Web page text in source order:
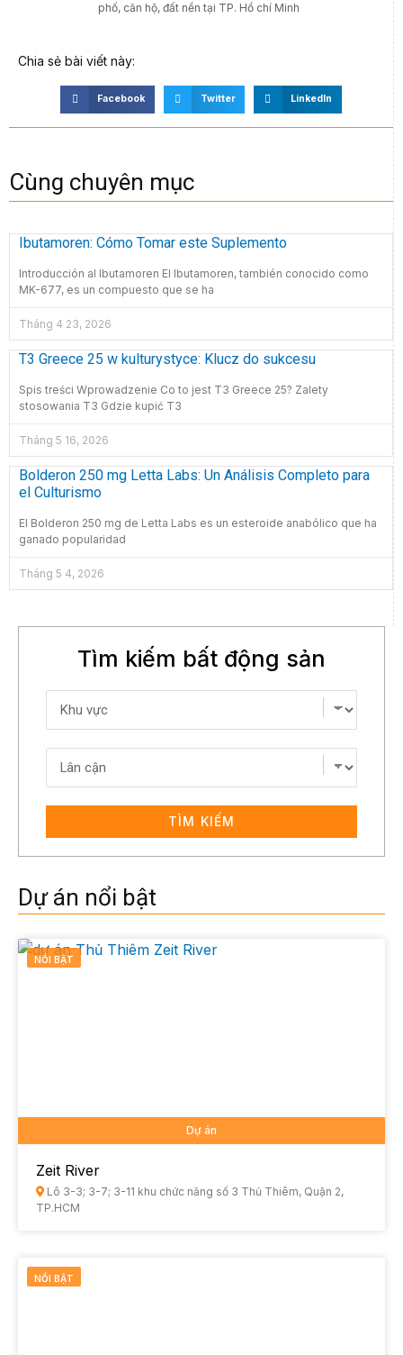
phố, căn hộ, đất nền tại TP. Hồ chí Minh
Chia sẻ bài viết này:
Facebook Twitter LinkedIn
Cùng chuyên mục
Ibutamoren: Cómo Tomar este Suplemento
Introducción al Ibutamoren El Ibutamoren, también conocido como
MK-677, es un compuesto que se ha
Tháng 4 23, 2026
T3 Greece 25 w kulturystyce: Klucz do sukcesu
Spis treści Wprowadzenie Co to jest T3 Greece 25? Zalety
stosowania T3 Gdzie kupić T3
Tháng 5 16, 2026
Bolderon 250 mg Letta Labs: Un Análisis Completo para
el Culturismo
El Bolderon 250 mg de Letta Labs es un esteroide anabólico que ha
ganado popularidad
Tháng 5 4, 2026
Tìm kiếm bất động sản
TÌM KIẾM
Dự án nổi bật
NỔI BẬT
Dự án
Zeit River
Lô 3-3; 3-7; 3-11 khu chức năng số 3 Thủ Thiêm, Quận 2,
TP.HCM
NỔI BẬT